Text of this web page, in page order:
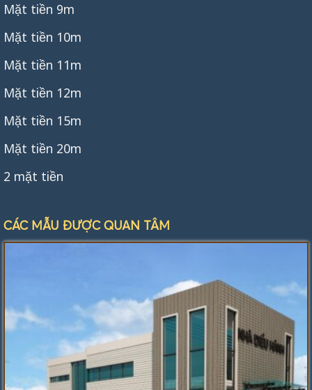
Mặt tiền 9m
Mặt tiền 10m
Mặt tiền 11m
Mặt tiền 12m
Mặt tiền 15m
Mặt tiền 20m
2 mặt tiền
CÁC MẪU ĐƯỢC QUAN TÂM